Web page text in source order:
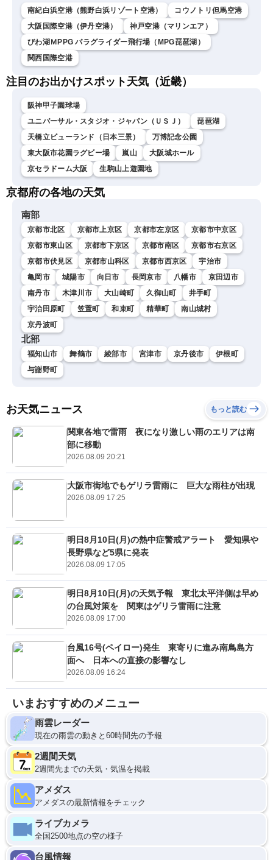
南紀白浜空港（熊野白浜リゾート空港）
コウノトリ但馬空港
大阪国際空港（伊丹空港）
神戸空港（マリンエア）
びわ湖ＭPPG パラグライダー飛行場（MPG琵琶湖）
関西国際空港
注目のお出かけスポット天気（近畿）
阪神甲子園球場
ユニバーサル・スタジオ・ジャパン（ＵＳＪ）
琵琶湖
天橋立ビューランド（日本三景）
万博記念公園
東大阪市花園ラグビー場
嵐山
大阪城ホール
京セラドーム大阪
生駒山上遊園地
京都府の各地の天気
南部
京都市北区 京都市上京区 京都市左京区
京都市中京区
京都市東山区
京都市下京区 京都市南区
京都市右京区
京都市伏見区
京都市山科区 京都市西京区
宇治市
亀岡市
城陽市 向日市 長岡京市 八幡市
京田辺市
南丹市
木津川市 大山崎町 久御山町
井手町
宇治田原町
笠置町 和束町 精華町
南山城村
京丹波町
北部
福知山市 舞鶴市 綾部市 宮津市 京丹後市
伊根町
与謝野町
お天気ニュース もっと読む
関東各地で雷雨 夜になり激しい雨のエリアは南
部に移動
2026.08.09 20:21
大阪市街地でもゲリラ雷雨に 巨大な雨柱が出現
2026.08.09 17:25
明日8月10日(月)の熱中症警戒アラート 愛知県や
長野県など5県に発表
2026.08.09 17:05
明日8月10日(月)の天気予報 東北太平洋側は早め
の台風対策を 関東はゲリラ雷雨に注意
2026.08.09 17:00
台風16号(ペイロー)発生 東寄りに進み南鳥島方
面へ 日本への直接の影響なし
2026.08.09 16:24
いまおすすめのメニュー
雨雲レーダー
現在の雨雲の動きと60時間先の予報
2週間天気
2週間先までの天気・気温を掲載
アメダス
アメダスの最新情報をチェック
ライブカメラ
全国2500地点の空の様子
台風情報